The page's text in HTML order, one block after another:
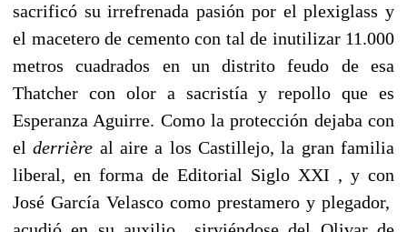
sacrificó su irrefrenada pasión por el plexiglass y
el macetero de cemento con tal de inutilizar 11.000
metros cuadrados en un distrito feudo de esa
Thatcher con olor a sacristía y repollo que es
Esperanza Aguirre. Como la protección dejaba con
elderrière al aire a los Castillejo, la gran familia
liberal, en forma de Editorial Siglo XXI , y con
José García Velasco como prestamero y plegador,